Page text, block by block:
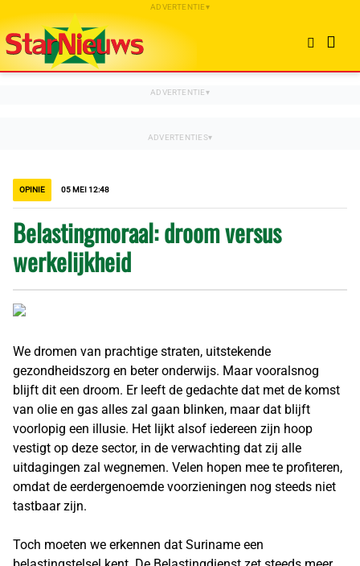
OPINIE 05 MEI 12:48
Belastingmoraal: droom versus
werkelijkheid
We dromen van prachtige straten, uitstekende
gezondheidszorg en beter onderwijs. Maar vooralsnog
blijft dit een droom. Er leeft de gedachte dat met de komst
van olie en gas alles zal gaan blinken, maar dat blijft
voorlopig een illusie. Het lijkt alsof iedereen zijn hoop
vestigt op deze sector, in de verwachting dat zij alle
uitdagingen zal wegnemen. Velen hopen mee te profiteren,
omdat de eerdergenoemde voorzieningen nog steeds niet
tastbaar zijn.
Toch moeten we erkennen dat Suriname een